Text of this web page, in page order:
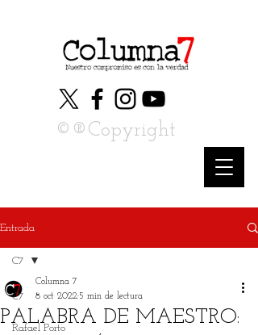
©®Copyright
Entrada
C7
Rafael Porto
C7
PALABRA DE MAESTRO:
Columna 7
8 oct 2022 5 min de lectura